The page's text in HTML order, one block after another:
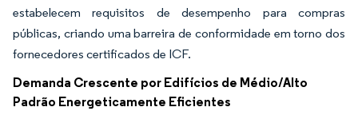
estabelecem requisitos de desempenho para compras
públicas, criando uma barreira de conformidade em torno dos
fornecedores certificados de ICF.
Demanda Crescente por Edifícios de Médio/Alto
Padrão Energeticamente Eficientes